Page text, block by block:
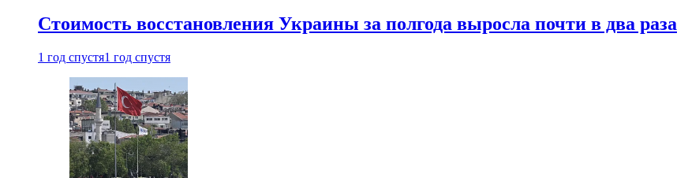
Стоимость восстановления Украины за полгода выросла почти в два раза
1 год спустя1 год спустя